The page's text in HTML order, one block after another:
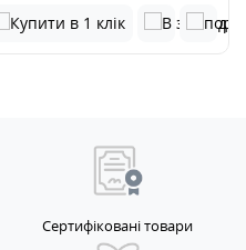
Сертифіковані товари